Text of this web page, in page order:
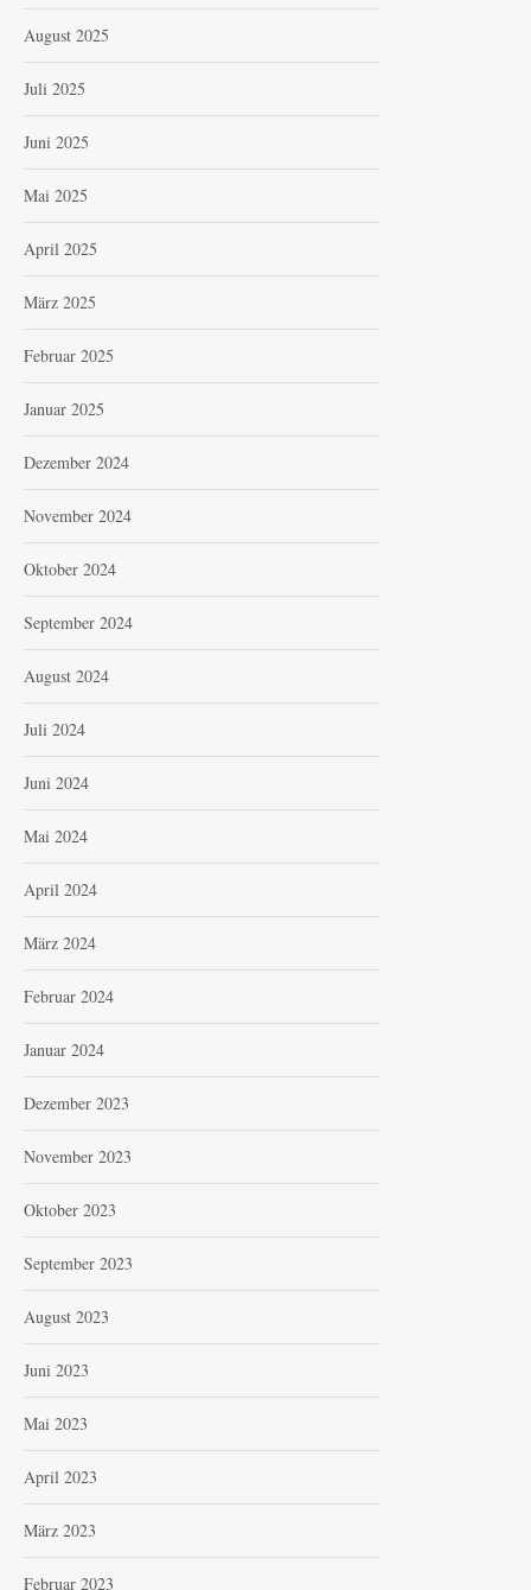
August 2025
Juli 2025
Juni 2025
Mai 2025
April 2025
März 2025
Februar 2025
Januar 2025
Dezember 2024
November 2024
Oktober 2024
September 2024
August 2024
Juli 2024
Juni 2024
Mai 2024
April 2024
März 2024
Februar 2024
Januar 2024
Dezember 2023
November 2023
Oktober 2023
September 2023
August 2023
Juni 2023
Mai 2023
April 2023
März 2023
Februar 2023